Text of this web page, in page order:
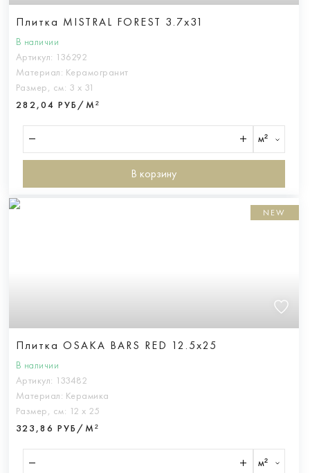
Плитка MISTRAL FOREST 3.7x31
В наличии
Артикул: 136292
Материал: Керамогранит
Размер, см: 3 х 31
282,04 РУБ/М²
м²
В корзину
NEW
Плитка OSAKA BARS RED 12.5x25
В наличии
Артикул: 133482
Материал: Керамика
Размер, см: 12 х 25
323,86 РУБ/М²
м²